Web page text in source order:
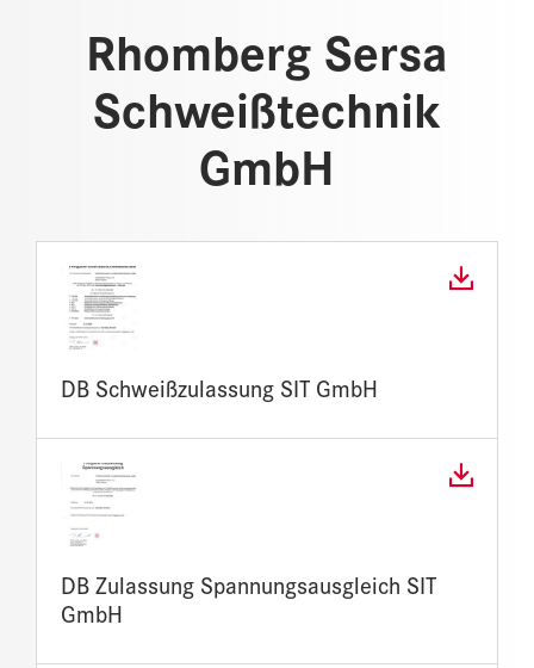
Rhomberg Sersa
Schweißtechnik
GmbH
DB Schweißzulassung SIT GmbH
DB Zulassung Spannungsausgleich SIT
GmbH